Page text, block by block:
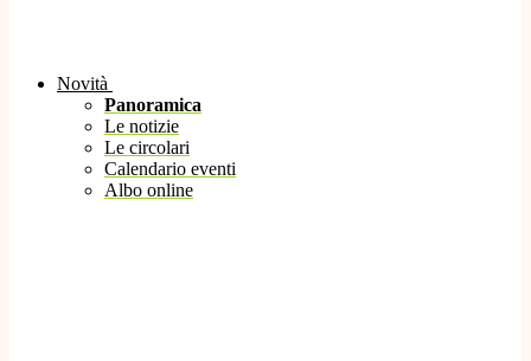
Novità
Panoramica
Le notizie
Le circolari
Calendario eventi
Albo online